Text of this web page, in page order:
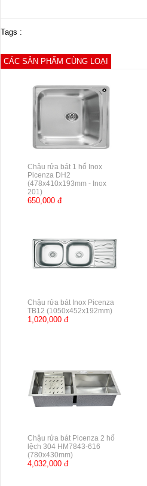
Tags :
CÁC SẢN PHẨM CÙNG LOẠI
Chậu rửa bát 1 hố Inox
Picenza DH2
(478x410x193mm - Inox
201)
650,000 đ
Chậu rửa bát Inox Picenza
TB12 (1050x452x192mm)
1,020,000 đ
Chậu rửa bát Picenza 2 hố
lệch 304 HM7843-616
(780x430mm)
4,032,000 đ